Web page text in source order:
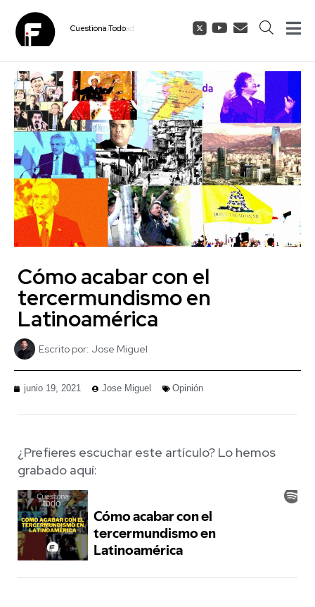
CuestionaTodo
Cómo acabar con el
tercermundismo en
Latinoamérica
Escrito por: Jose Miguel
junio 19, 2021 Jose Miguel Opinión
¿Prefieres escuchar este artículo? Lo hemos
grabado aquí: